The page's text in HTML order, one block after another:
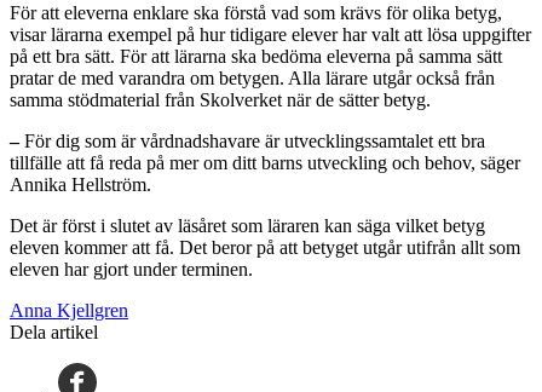
För att eleverna enklare ska förstå vad som krävs för olika betyg,
visar lärarna exempel på hur tidigare elever har valt att lösa uppgifter
på ett bra sätt. För att lärarna ska bedöma eleverna på samma sätt
pratar de med varandra om betygen. Alla lärare utgår också från
samma stödmaterial från Skolverket när de sätter betyg.
–För dig som är vårdnadshavare är utvecklingssamtalet ett bra
tillfälle att få reda på mer om ditt barns utveckling och behov, säger
Annika Hellström.
Det är först i slutet av läsåret som läraren kan säga vilket betyg
eleven kommer att få. Det beror på att betyget utgår utifrån allt som
eleven har gjort under terminen.
Anna Kjellgren
Dela artikel